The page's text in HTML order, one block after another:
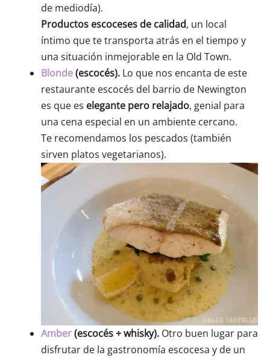
de mediodía).
Productos escoceses de calidad, un local
íntimo que te transporta atrás en el tiempo y
una situación inmejorable en la Old Town.
Blonde(escocés). Lo que nos encanta de este
restaurante escocés del barrio de Newington
es que es elegante pero relajado, genial para
una cena especial en un ambiente cercano.
Te recomendamos los pescados (también
sirven platos vegetarianos).
Amber(escocés + whisky). Otro buen lugar para
disfrutar de la gastronomía escocesa y de un